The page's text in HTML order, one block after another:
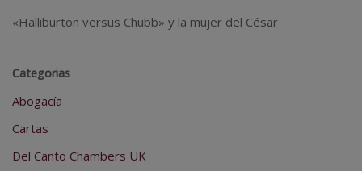
«Halliburton versus Chubb» y la mujer del César
Categorias
Abogacía
Cartas
Del Canto Chambers UK